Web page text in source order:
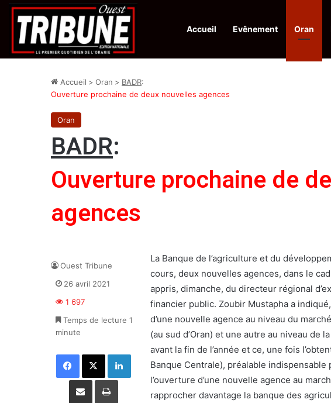
Accueil Evênement Oran
Infos en Direct: Protection de la ville sainte d’El-Qods : l’Algérie appelle à une action
Accueil > Oran > BADR:
Ouverture prochaine de deux nouvelles agences
Oran
BADR:
Ouverture prochaine de
agences
La Banque de l’agriculture et du
cours, deux nouvelles agences, dans le
appris, dimanche, du directeur régional
financier public. Zoubir Mustapha a indiqué,
d’une nouvelle agence au niveau du
(au sud d’Oran) et une autre au niveau de
avant la fin de l’année et ce, une fois
Banque Centrale), préalable
l’ouverture d’une nouvelle agence au
rapprocher davantage la banque des
Ouest Tribune
26 avril 2021
1 697
Temps de lecture 1
minute
Facebook X Linkedin
Partager par email Imprimer